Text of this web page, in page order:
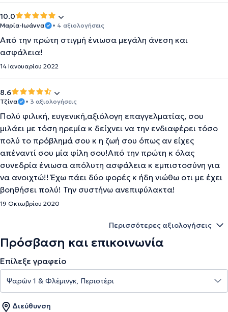
10.0
Μαρία-Ιωάννα • 4 αξιολογήσεις
Από την πρώτη στιγμή ένιωσα μεγάλη άνεση και
ασφάλεια!
14 Ιανουαρίου 2022
8.6
Τζίνα • 3 αξιολογήσεις
Πολύ φιλική, ευγενική,αξιόλογη επαγγελματίας, σου
μιλάει με τόση ηρεμία κ δείχνει να την ενδιαφέρει τόσο
πολύ το πρόβλημά σου κ η ζωή σου όπως αν είχες
απέναντί σου μία φίλη σου!Από την πρώτη κ όλας
συνεδρία ένιωσα απόλυτη ασφάλεια κ εμπιστοσύνη για
να ανοιχτώ!! Έχω πάει δύο φορές κ ήδη νιώθω οτι με έχει
βοηθήσει πολύ! Την συστήνω ανεπιφύλακτα!
19 Οκτωβρίου 2020
Περισσότερες αξιολογήσεις
Πρόσβαση και επικοινωνία
Επίλεξε γραφείο
Διεύθυνση